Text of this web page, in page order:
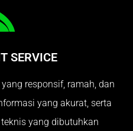
SERVICE
responsif, ramah, dan
yang akurat, serta
yang dibutuhkan